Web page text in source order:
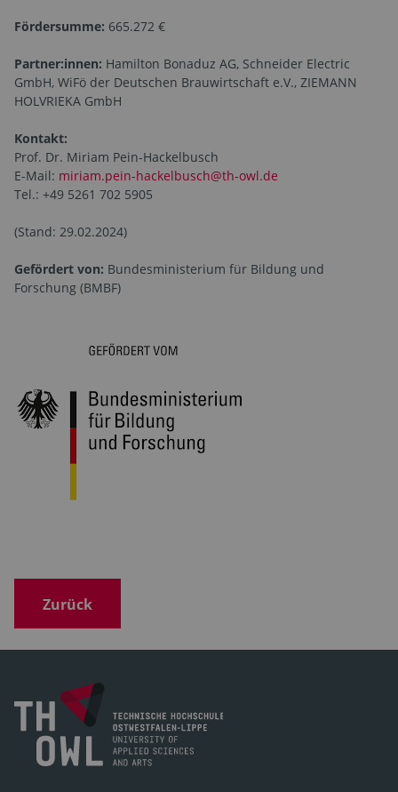
Fördersumme: 665.272 €
Partner:innen: Hamilton Bonaduz AG, Schneider Electric
GmbH, WiFö der Deutschen Brauwirtschaft e.V., ZIEMANN
HOLVRIEKA GmbH
Kontakt:
Prof. Dr. Miriam Pein-Hackelbusch
E-Mail: miriam.pein-hackelbusch@th-owl.de
Tel.: +49 5261 702 5905
(Stand: 29.02.2024)
Gefördert von: Bundesministerium für Bildung und
Forschung (BMBF)
Zurück